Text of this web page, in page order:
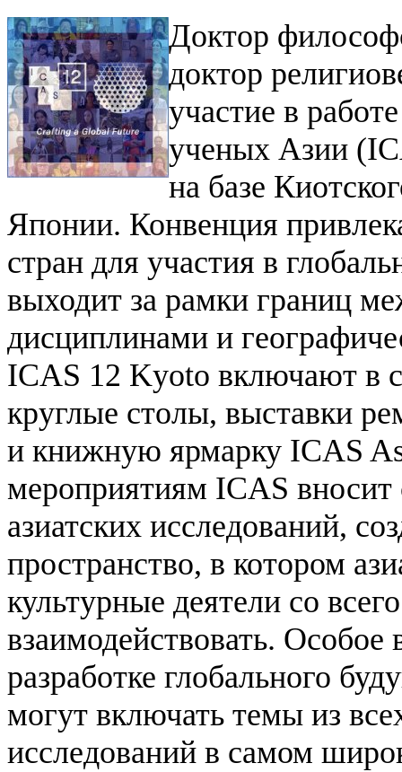
Доктор
доктор
участие в
ученых Азии
на базе
Японии. Конвенция
стран для участия в
выходит за рамки границ
дисциплинами и
ICAS 12 Kyoto включают в
круглые столы, выставки
и книжную ярмарку ICAS
мероприятиям ICAS вносит
азиатских исследований,
пространство, в котором
культурные деятели со
взаимодействовать. Особое
разработке глобального
могут включать темы из
исследований в самом